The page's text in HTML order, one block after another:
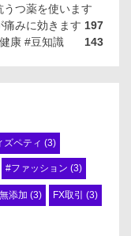
うつ薬を使います
197
痛みに効きます
康 #豆知識
143
ズペティ (3)
#ファッション (3)
添加 (3) FX取引 (3)